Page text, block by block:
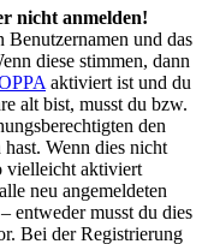
nicht anmelden!
und das
diese stimmen, dann
aktiviert ist und du
alt bist, musst du bzw.
den
Wenn dies nicht
vielleicht aktiviert
neu angemeldeten
entweder musst du dies
Bei der Registrierung